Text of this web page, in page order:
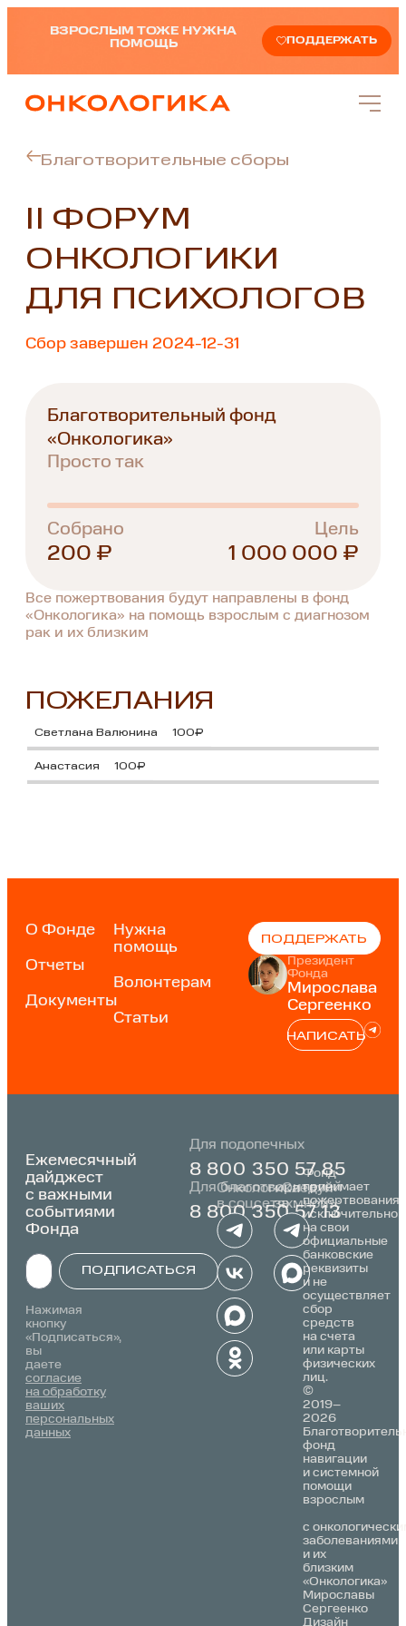
ВЗРОСЛЫМ ТОЖЕ НУЖНА
ПОМОЩЬ
ПОДДЕРЖАТЬ
Благотворительные сборы
II ФОРУМ
ОНКОЛОГИКИ
ДЛЯ ПСИХОЛОГОВ
Сбор завершен 2024-12-31
Благотворительный фонд
«Онкологика»
Просто так
Собрано
200 ₽
Цель
1 000 000 ₽
Все пожертвования будут направлены в фонд
«Онкологика» на помощь взрослым с диагнозом
рак и их близким
ПОЖЕЛАНИЯ
Светлана Валюнина 100₽
Анастасия 100₽
О Фонде
Отчеты
Документы
Нужна
помощь
Волонтерам
Статьи
ПОДДЕРЖАТЬ
Президент
Фонда
Мирослава
Сергеенко
НАПИСАТЬ
Для подопечных
8 800 350 57 85
Для благотворителей
8 800 350 57 13
Ежемесячный
дайджест
с важными
событиями
Фонда
ПОДПИСАТЬСЯ
Нажимая
кнопку
«Подписаться»,
вы
даете
согласие
на обработку
ваших
персональных
данных
Онкологика
в соцсетях:
«Следуй
за мной»:
Дизайн
©
2019–
2026
фонд
навигации
и системной
помощи
взрослым
с
заболеваниями
и их
близким
«Онкологика»
Мирославы
Сергеенко
Фонд
принимает
пожертвования
исключительно
на свои
официальные
банковские
реквизиты
и не
осуществляет
сбор
средств
на счета
или карты
физических
лиц.